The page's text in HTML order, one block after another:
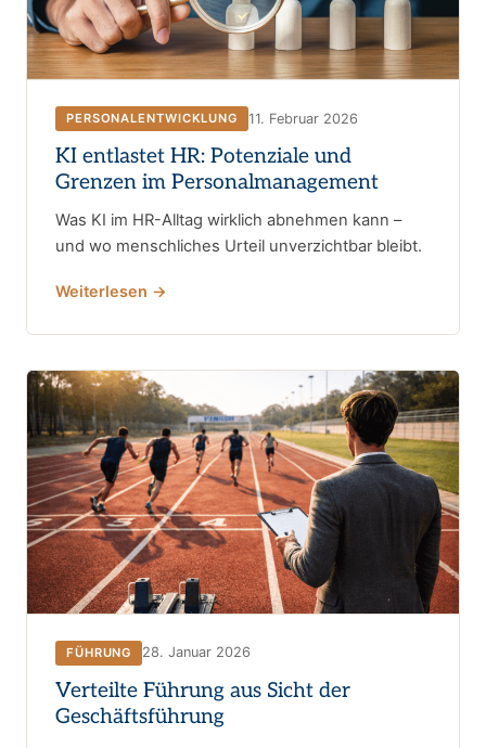
PERSONALENTWICKLUNG 11. Februar 2026
KI entlastet HR: Potenziale und
Grenzen im Personalmanagement
Was KI im HR-Alltag wirklich abnehmen kann –
und wo menschliches Urteil unverzichtbar bleibt.
Weiterlesen →
FÜHRUNG 28. Januar 2026
Verteilte Führung aus Sicht der
Geschäftsführung